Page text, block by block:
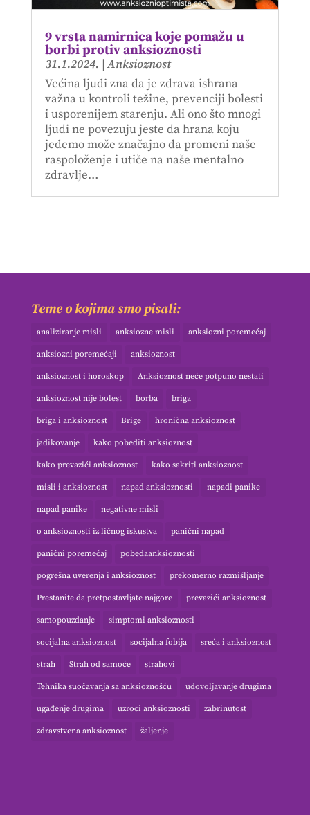
9 vrsta namirnica koje pomažu u
borbi protiv anksioznosti
31.1.2024. |Anksioznost
Većina ljudi zna da je zdrava ishrana
važna u kontroli težine, prevenciji bolesti
i usporenijem starenju. Ali ono što mnogi
ljudi ne povezuju jeste da hrana koju
jedemo može značajno da promeni naše
raspoloženje i utiče na naše mentalno
zdravlje…
Teme o kojima smo pisali:
analiziranje misli anksiozne misli anksiozni poremećaj
anksiozni poremećaji anksioznost
anksioznost i horoskop Anksioznost neće potpuno nestati
anksioznost nije bolest borba briga
briga i anksioznost Brige hronična anksioznost
jadikovanje kako pobediti anksioznost
kako prevazići anksioznost kako sakriti anksioznost
misli i anksioznost napad anksioznosti napadi panike
napad panike negativne misli
o anksioznosti iz ličnog iskustva panični napad
panični poremećaj pobedaanksioznosti
pogrešna uverenja i anksioznost prekomerno razmišljanje
Prestanite da pretpostavljate najgore prevazići anksioznost
samopouzdanje simptomi anksioznosti
socijalna anksioznost socijalna fobija sreća i anksioznost
strah Strah od samoće strahovi
Tehnika suočavanja sa anksioznošću udovoljavanje drugima
ugađenje drugima uzroci anksioznosti zabrinutost
zdravstvena anksioznost žaljenje